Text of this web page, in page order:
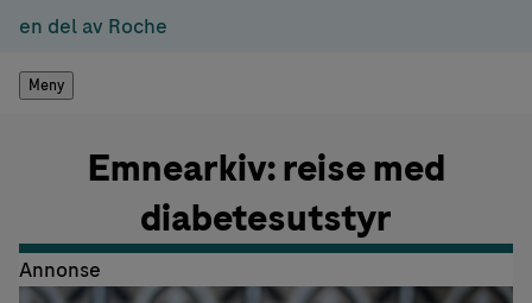
en del av Roche
Meny
Emnearkiv: reise med
diabetesutstyr
Annonse